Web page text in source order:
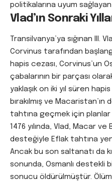
politikalarına uyum
Vlad’ın Sonraki
Transilvanya’ya sığınan III.
Corvinus tarafından
hapis cezası, Corvinus’un
çabalarının bir parçası
yaklaşık on iki yıl süren
bırakılmış ve
tahtına geçmek için planlar
1476 yılında, Vlad, Macar
desteğiyle Eflak tahtına
Ancak bu son saltanatı da
sonunda, Osmanlı destekli
sonucu öldürülmüştür.